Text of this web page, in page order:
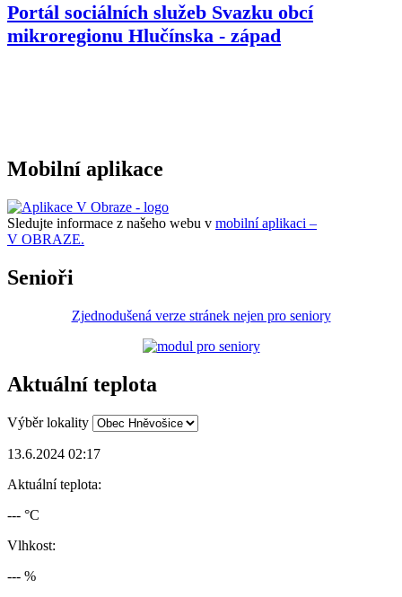
Portál sociálních služeb Svazku obcí
mikroregionu Hlučínska - západ
Mobilní aplikace
Sledujte informace z našeho webu v mobilní aplikaci –
V OBRAZE.
Senioři
Zjednodušená verze stránek nejen pro seniory
Aktuální teplota
Výběr lokality
13.6.2024 02:17
Aktuální teplota:
--- °C
Vlhkost:
--- %